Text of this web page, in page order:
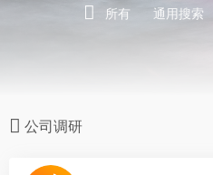
所有 通用搜索
公司调研